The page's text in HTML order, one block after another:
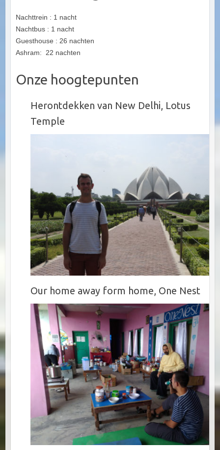
Nachttrein : 1 nacht
Nachtbus : 1 nacht
Guesthouse : 26 nachten
Ashram: 22 nachten
Onze hoogtepunten
Herontdekken van New Delhi, Lotus
Temple
Our home away form home, One Nest